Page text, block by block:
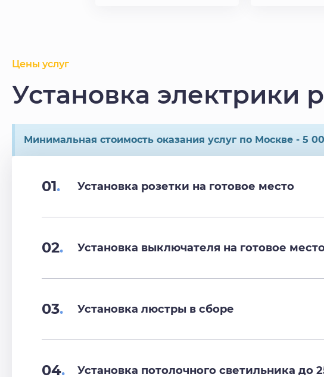
Цены услуг
Установка электрики
Минимальная стоимость оказания услуг по Москве - 5
01. Установка розетки на готовое место
02. Установка выключателя на готовое
03. Установка люстры в сборе
04. Установка потолочного светильника до